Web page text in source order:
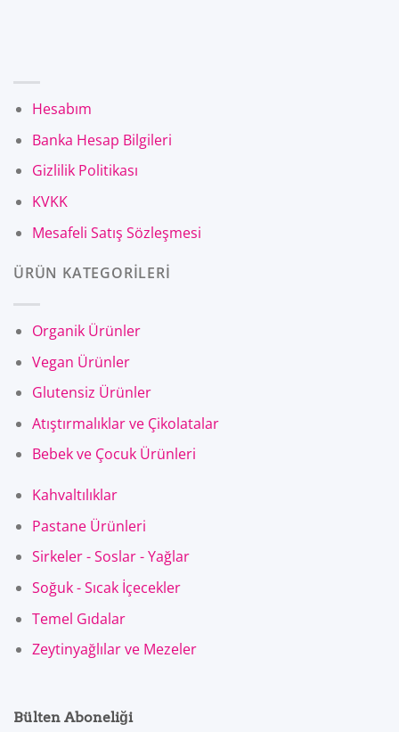
Hesabım
Banka Hesap Bilgileri
Gizlilik Politikası
KVKK
Mesafeli Satış Sözleşmesi
ÜRÜN KATEGORİLERİ
Organik Ürünler
Vegan Ürünler
Glutensiz Ürünler
Atıştırmalıklar ve Çikolatalar
Bebek ve Çocuk Ürünleri
Kahvaltılıklar
Pastane Ürünleri
Sirkeler - Soslar - Yağlar
Soğuk - Sıcak İçecekler
Temel Gıdalar
Zeytinyağlılar ve Mezeler
Bülten Aboneliği